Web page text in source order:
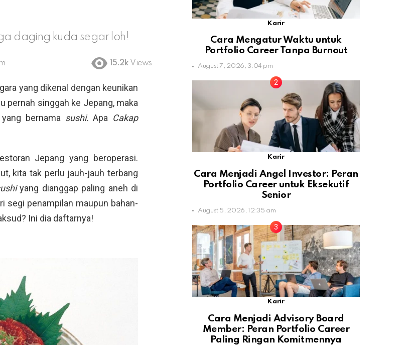
daging kuda segar loh!
15.2k Views
yang dikenal dengan keunikan
pernah singgah ke Jepang, maka
bernama sushi.Apa Cakap
Jepang yang beroperasi.
kita tak perlu jauh-jauh terbang
yang dianggap paling aneh di
segi penampilan maupun bahan-
Ini dia daftarnya!
Karir
Cara Mengatur Waktu untuk
Portfolio Career Tanpa Burnout
August 7, 2026, 3:04 pm
Karir
Cara Menjadi Angel Investor: Peran
Portfolio Career untuk Eksekutif
Senior
August 5, 2026, 12:35 am
Karir
Cara Menjadi Advisory Board
Member: Peran Portfolio Career
Paling Ringan Komitmennya